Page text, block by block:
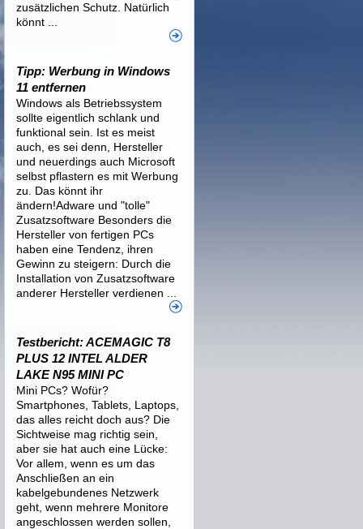
zusätzlichen Schutz. Natürlich
könnt ...
Tipp: Werbung in Windows
11 entfernen
Windows als Betriebssystem
sollte eigentlich schlank und
funktional sein. Ist es meist
auch, es sei denn, Hersteller
und neuerdings auch Microsoft
selbst pflastern es mit Werbung
zu. Das könnt ihr
ändern!Adware und "tolle"
Zusatzsoftware Besonders die
Hersteller von fertigen PCs
haben eine Tendenz, ihren
Gewinn zu steigern: Durch die
Installation von Zusatzsoftware
anderer Hersteller verdienen ...
Testbericht: ACEMAGIC T8
PLUS 12 INTEL ALDER
LAKE N95 MINI PC
Mini PCs? Wofür?
Smartphones, Tablets, Laptops,
das alles reicht doch aus? Die
Sichtweise mag richtig sein,
aber sie hat auch eine Lücke:
Vor allem, wenn es um das
Anschließen an ein
kabelgebundenes Netzwerk
geht, wenn mehrere Monitore
angeschlossen werden sollen,